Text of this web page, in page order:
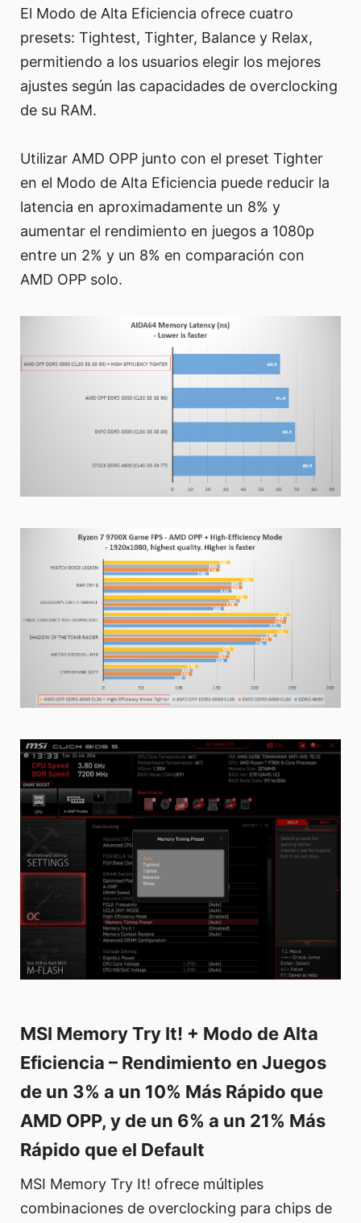
El Modo de Alta Eficiencia ofrece cuatro
presets: Tightest, Tighter, Balance y Relax,
permitiendo a los usuarios elegir los mejores
ajustes según las capacidades de overclocking
de su RAM.
Utilizar AMD OPP junto con el preset Tighter
en el Modo de Alta Eficiencia puede reducir la
latencia en aproximadamente un 8% y
aumentar el rendimiento en juegos a 1080p
entre un 2% y un 8% en comparación con
AMD OPP solo.
MSI Memory Try It! + Modo de Alta
Eficiencia – Rendimiento en Juegos
de un 3% a un 10% Más Rápido que
AMD OPP, y de un 6% a un 21% Más
Rápido que el Default
MSI Memory Try It! ofrece múltiples
combinaciones de overclocking para chips de